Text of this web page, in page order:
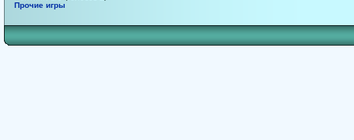
Прочие игры